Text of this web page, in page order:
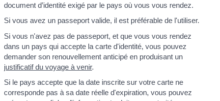
document d’identité exigé par le pays où vous vous rendez.
Si vous avez un passeport valide, il est préférable de l'utiliser.
Si vous n'avez pas de passeport, et que vous vous rendez
dans un pays qui accepte la carte d'identité, vous pouvez
demander son renouvellement anticipé en produisant un
justificatif du voyage à venir.
Si le pays accepte que la date inscrite sur votre carte ne
corresponde pas à sa date réelle d'expiration, vous pouvez